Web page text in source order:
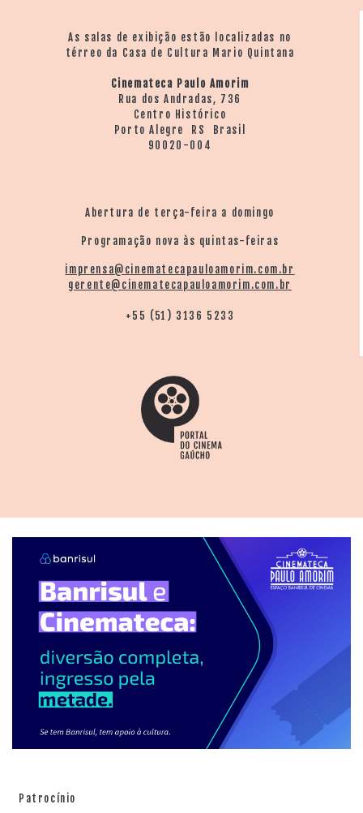
As salas de exibição estão localizadas no
térreo da Casa de Cultura Mario Quintana
Cinemateca Paulo Amorim
Rua dos Andradas, 736
Centro Histórico
Porto Alegre RS Brasil
90020-004
Abertura de terça-feira a domingo
Programação nova às quintas-feiras
imprensa@cinematecapauloamorim.com.br
gerente@cinematecapauloamorim.com.br
+55 (51) 3136 5233
Patrocínio